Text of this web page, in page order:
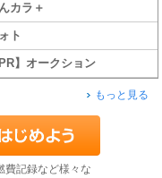
カラ＋
ト
PR】オークション
もっと見る
費記録など様々な